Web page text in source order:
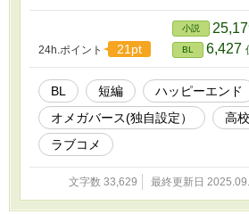
ミットの中で、二人の関係は一気に動き
タと胸きゅんが交錯する、青春オメガバー
一般的なオメガバースは、発情期中はアル
り、抑制剤や隔離部屋が管理されていたり
は、日常ラブコメにオメガバース要素を混
す。
24h.ポイント 21pt
小説
BL 6,427
BL 短編
ハッピーエンド
オメガバース(独自設定）
高
ラブコメ
文字数 33,629 最終更新日